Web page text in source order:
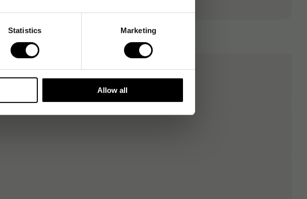
Statistics Marketing
Allow all